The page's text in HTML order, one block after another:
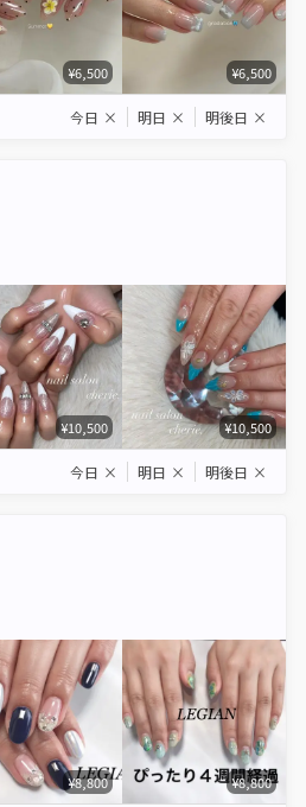
¥6,500 ¥6,500
今日 × 明日 × 明後日 ×
¥10,500 ¥10,500
今日 × 明日 × 明後日 ×
¥8,800 ¥8,800